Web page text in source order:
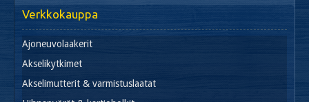
Verkkokauppa
Ajoneuvolaakerit
Akselikytkimet
Akselimutterit & varmistuslaatat